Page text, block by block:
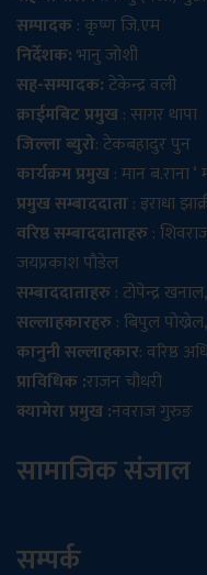
सम्पादक: कृष्ण जि.एम
निर्देशक:भानु जोशी
सह-सम्पादक:टेकेन्द्र वली
क्राईमबिट प्रमुख: सागर थापा
जिल्ला ब्युरो: टेकबहादुर पुन
कार्यक्रम प्रमुख: मान ब.राना ‘
प्रमुख सम्बाददाता: इराधा
वरिष्ठ सम्बाददाताहरु:
जयप्रकाश पौडेल
सम्बाददाताहरु: टोपेन्द्र
सल्लाहकारहरु: बिपुल
कानुनी सल्लाहकार: वरिष्ठ
प्राविधिक :राजन चौधरी
क्यामेरा प्रमुख :नवराज गुरुङ
सामाजिक संजाल
सम्पर्क